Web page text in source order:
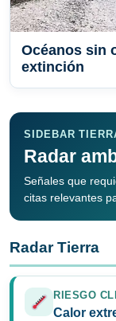
Océanos sin
extinción
SIDEBAR
Radar
Señales que
citas relevantes
Radar Tierra
RIESGO
Calor